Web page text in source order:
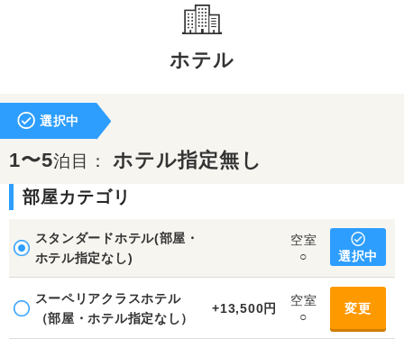
ホテル
選択中
1〜5泊目：ホテル指定無し
部屋カテゴリ
スタンダードホテル(部屋・
ホテル指定なし)
空室
○
選択中
スーペリアクラスホテル
（部屋・ホテル指定なし）
+13,500円
空室
○
変更